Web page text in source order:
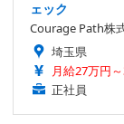
ェック
Courage Path株
埼玉県
月給27万円
正社員